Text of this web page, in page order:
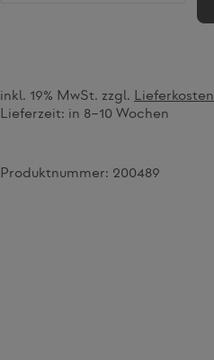
inkl. 19% MwSt. zzgl. Lieferkosten
Lieferzeit: in 8–10 Wochen
Produktnummer: 200489